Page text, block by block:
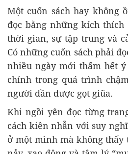
Một cuốn sách hay không
đọc bằng những kích
thời gian, sự tập trung và
Có những cuốn sách phải
nhiều ngày mới thấm hết
chính trong quá trình
người dần được gọt giũa.
Khi ngồi yên đọc từng
cách kiên nhẫn với suy
ở một mình mà không thấy